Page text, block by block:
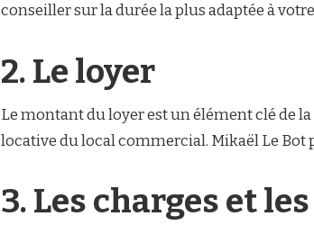
conseiller sur la durée la plus adaptée à
2. Le loyer
Le montant du loyer est un élément clé de
locative du local commercial. Mikaël Le Bot
3. Les charges et